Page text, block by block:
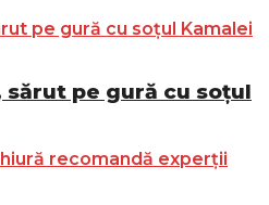
sărut pe gură cu soțul